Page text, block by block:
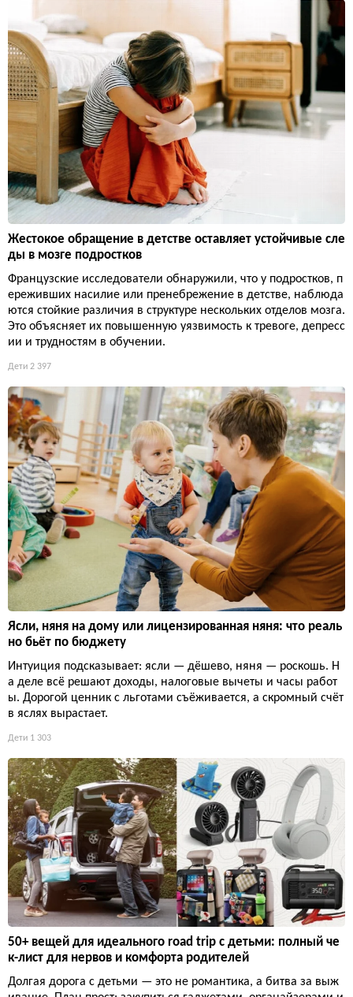
Жестокое обращение в детстве оставляет устойчивые сле
ды в мозге подростков
Французские исследователи обнаружили, что у подростков, п
ереживших насилие или пренебрежение в детстве, наблюда
ются стойкие различия в структуре нескольких отделов мозга.
Это объясняет их повышенную уязвимость к тревоге, депресс
ии и трудностям в обучении.
Дети 2 397
Ясли, няня на дому или лицензированная няня: что реаль
но бьёт по бюджету
Интуиция подсказывает: ясли — дёшево, няня — роскошь. Н
а деле всё решают доходы, налоговые вычеты и часы работ
ы. Дорогой ценник с льготами съёживается, а скромный счёт
в яслях вырастает.
Дети 1 303
50+ вещей для идеального road trip с детьми: полный че
к-лист для нервов и комфорта родителей
Долгая дорога с детьми — это не романтика, а битва за выж